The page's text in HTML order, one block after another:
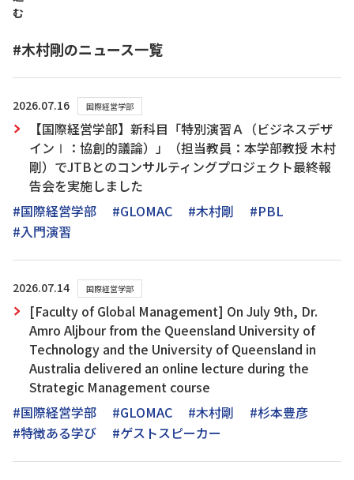
む
#木村剛のニュース一覧
2026.07.16 国際経営学部
【国際経営学部】新科目「特別演習Ａ（ビジネスデザ
インⅠ：協創的議論）」（担当教員：本学部教授 木村
剛）でJTBとのコンサルティングプロジェクト最終報
告会を実施しました
#国際経営学部
#GLOMAC #木村剛
#PBL
#入門演習
2026.07.14 国際経営学部
[Faculty of Global Management] On July 9th, Dr.
Amro Aljbour from the Queensland University of
Technology and the University of Queensland in
Australia delivered an online lecture during the
Strategic Management course
#国際経営学部
#GLOMAC #木村剛
#杉本豊彦
#特徴ある学び
#ゲストスピーカー